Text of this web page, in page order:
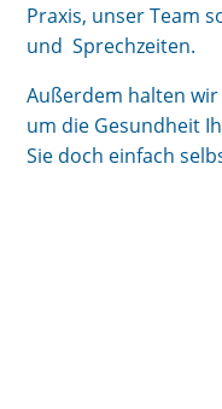
Praxis, unser Team
und Sprechzeiten.
Außerdem halten
um die Gesundheit
Sie doch einfach